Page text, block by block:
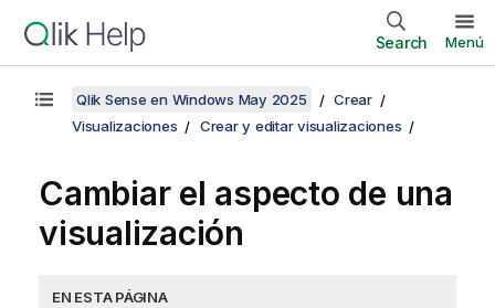
Search Menú
Qlik Sense en Windows May 2025
Crear
Visualizaciones
Crear y editar visualizaciones
Cambiar el aspecto de una
visualización
EN ESTA PÁGINA